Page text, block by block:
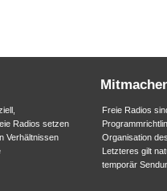
Radios setzen
Verhältnissen
Freie Radios
Organisation
Letzteres gilt
temporär